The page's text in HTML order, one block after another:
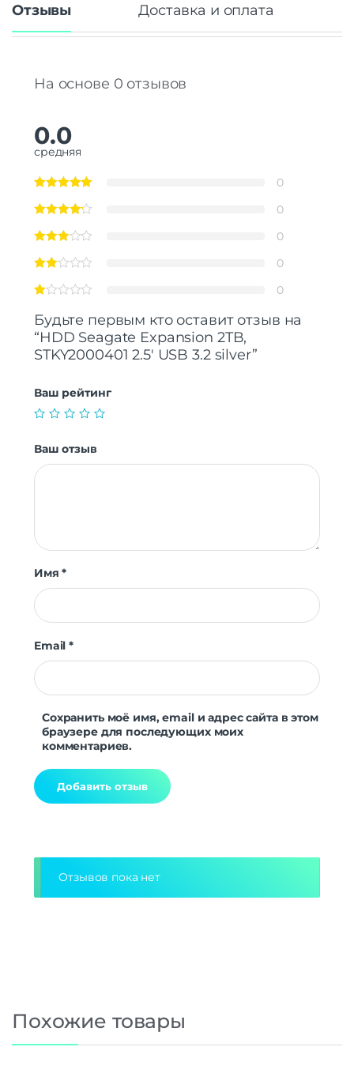
Отзывы Доставка и оплата
На основе 0 отзывов
0.0
средняя
0
0
0
0
0
Будьте первым кто оставит отзыв на
“HDD Seagate Expansion 2TB,
STKY2000401 2.5′ USB 3.2 silver”
Ваш рейтинг
Ваш отзыв
Имя*
Email*
Сохранить моё имя, email и адрес сайта в этом
браузере для последующих моих
комментариев.
Отзывов пока нет
Похожие товары